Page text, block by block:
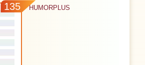
135 HUMORPLUS